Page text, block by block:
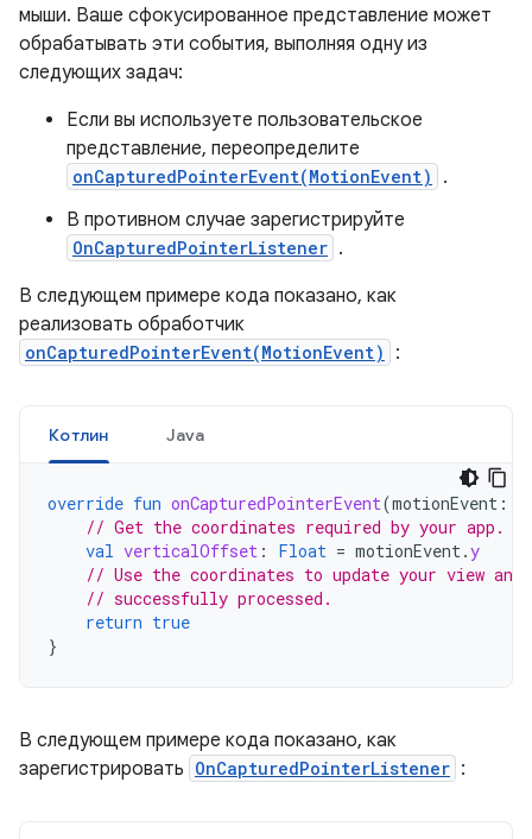
мыши. Ваше сфокусированное представление может
обрабатывать эти события, выполняя одну из
следующих задач:
Если вы используете пользовательское
представление, переопределите
onCapturedPointerEvent(MotionEvent)
.
В противном случае зарегистрируйте
OnCapturedPointerListener .
В следующем примере кода показано, как
реализовать обработчик
onCapturedPointerEvent(MotionEvent) :
Котлин Java
override fun onCapturedPointerEvent(motionEvent :
// Get the coordinates required by your app.
val verticalOffset : Float = motionEvent.y
// Use the coordinates to update your view
// successfully processed.
return true
}
В следующем примере кода показано, как
зарегистрировать OnCapturedPointerListener :